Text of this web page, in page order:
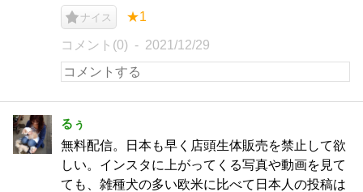
ナイス ★1
コメント(0) 2021/12/29
るぅ
無料配信。日本も早く店頭生体販売を禁止して欲
しい。インスタに上がってくる写真や動画を見て
ても、雑種犬の多い欧米に比べて日本人の投稿は